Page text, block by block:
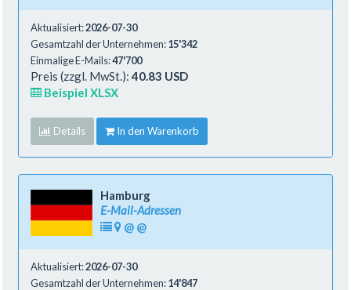
Aktualisiert:2026-07-30
Gesamtzahl der Unternehmen:15'342
Einmalige E-Mails:47'700
Preis (zzgl. MwSt.):40.83 USD
Beispiel XLSX
Details In den Warenkorb
Hamburg
E-Mail-Adressen
@ @
Aktualisiert:2026-07-30
Gesamtzahl der Unternehmen:14'847